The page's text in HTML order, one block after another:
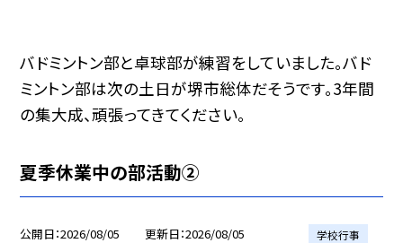
バドミントン部と卓球部が練習をしていました。バド
ミントン部は次の土日が堺市総体だそうです。3年間
の集大成、頑張ってきてください。
夏季休業中の部活動②
公開日 2026/08/05 更新日 2026/08/05 学校行事